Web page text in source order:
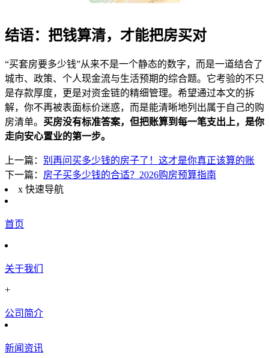
结语：把钱算清，才能把房买对
“买套房要多少钱”从来不是一个静态的数字，而是一道结合了
城市、政策、个人现金流与生活预期的综合题。它考验的不只
是存款厚度，更是对资金链的精细管理。希望通过本文的拆
解，你不再被表面标价迷惑，而是能清晰地列出属于自己的购
房清单。 买房没有标准答案，但把账算到每一笔支出上，是你
走向安心置业的第一步。
上一篇： 别再问买多少钱的房子了！这才是你真正该算的账
下一篇： 房子买多少钱的合适？2026购房预算指南
x 快速导航
首页
关于我们
+
公司简介
新闻资讯